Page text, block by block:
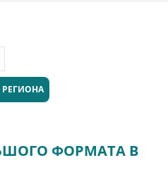
РЕГИОНА
ФОРМАТА В